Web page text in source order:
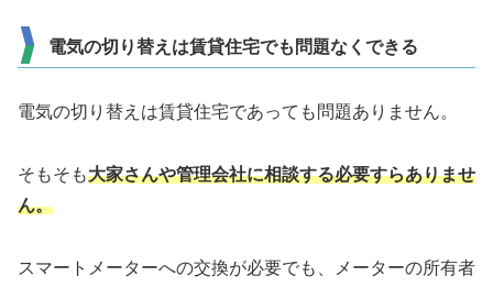
電気の切り替えは賃貸住宅でも問題なくできる
電気の切り替えは賃貸住宅であっても問題ありません。
そもそも大家さんや管理会社に相談する必要すらありませ
ん。
スマートメーターへの交換が必要でも、メーターの所有者